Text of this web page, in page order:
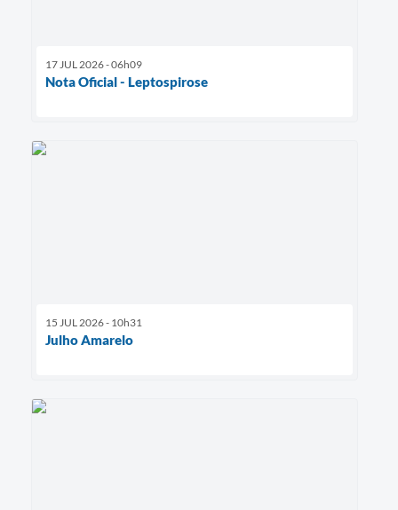
17 JUL 2026 - 06h09
Nota Oficial - Leptospirose
15 JUL 2026 - 10h31
Julho Amarelo